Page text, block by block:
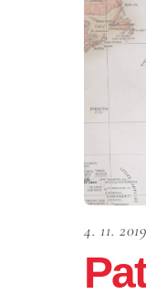
4. 11. 2019